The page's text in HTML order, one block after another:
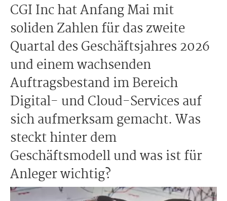
CGI Inc hat Anfang Mai mit
soliden Zahlen für das zweite
Quartal des Geschäftsjahres 2026
und einem wachsenden
Auftragsbestand im Bereich
Digital- und Cloud-Services auf
sich aufmerksam gemacht. Was
steckt hinter dem
Geschäftsmodell und was ist für
Anleger wichtig?